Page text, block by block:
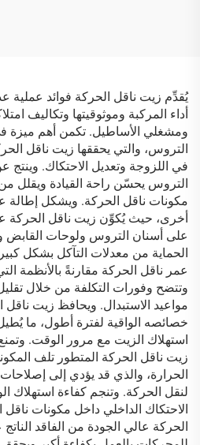
يُقدِّم زيت ناقل الحركة فوائد عملية
أداء المركبة وموثوقيتها وتكاليف
ومشغلي الأساطيل. تكمن أهم ميزة
التروس، والتي يحققها زيت ناقل
في اللزوجة وتعديل الاحتكاك.
التروس يحسّن راحة القيادة ويقلل من
مكونات ناقل الحركة. ويشكل إطالة
أخرى، حيث يُكوِّن زيت ناقل الحركة
على أسنان التروس ولوحات القابض
الحماية من معدلات التآكل بشكل
عمر ناقل الحركة مقارنةً بالأنظمة
وتتضح وفورات التكلفة من خلال
مواعيد الاستبدال. ويحافظ زيت
خصائصه الواقية لفترة أطول، ما
استهلاك الزيت مع مرور الوقت.
زيت ناقل الحركة المتطور تلف
الحرارة، والذي قد يؤدي إلى
لنقل الحركة. وتنجم كفاءة استهلاك
الاحتكاك الداخلي داخل مكونات
الحركة عالي الجودة من الفاقد